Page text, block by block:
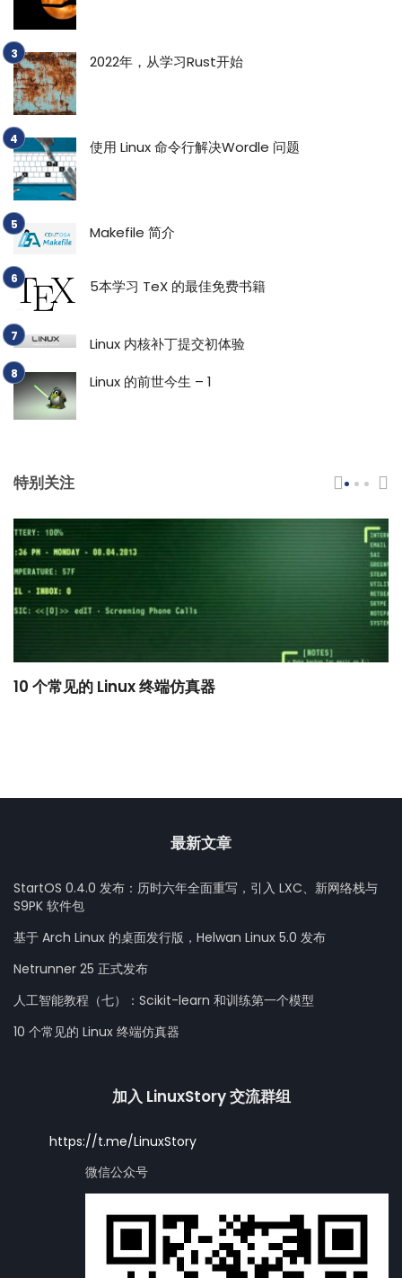
2022年，从学习Rust开始
使用 Linux 命令行解决Wordle 问题
Makefile 简介
5本学习 TeX 的最佳免费书籍
Linux 内核补丁提交初体验
Linux 的前世今生 – 1
特别关注
10 个常见的 Linux 终端仿真器
最新文章
StartOS 0.4.0 发布：历时六年全面重写，引入 LXC、新网络栈与
S9PK 软件包
基于 Arch Linux 的桌面发行版，Helwan Linux 5.0 发布
Netrunner 25 正式发布
人工智能教程（七）：Scikit-learn 和训练第一个模型
10 个常见的 Linux 终端仿真器
加入 LinuxStory 交流群组
https://t.me/LinuxStory
微信公众号